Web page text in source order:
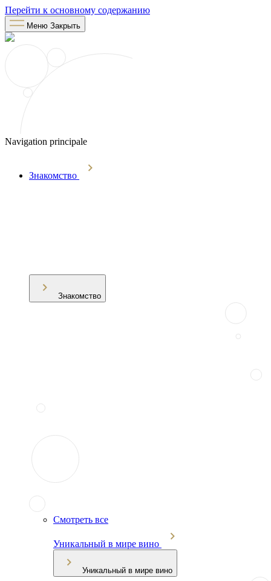
Перейти к основному содержанию
Меню Закрыть
Navigation principale
Знакомство
Знакомство
Смотреть все
Уникальный в мире вино
Уникальный в мире вино